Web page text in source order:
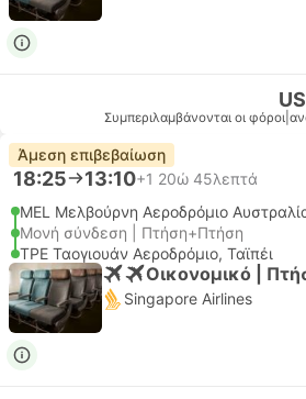
Συμπεριλαμβάνονται οι φόροι
Άμεση επιβεβαίωση
18:25 13:10+1 20ώ 45λεπτά
MEL Μελβούρνη Αεροδρόμιο
Μονή σύνδεση | Πτήση+Πτήση
TPE Ταογιουάν Αεροδρόμιο, Ταϊπέι
Οικονομικό |
Singapore Airlines